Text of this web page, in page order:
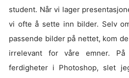
student. Når vi lager
vi ofte å sette inn bilder. Selv
passende bilder på nettet, kom
irrelevant for våre emner. På
ferdigheter i Photoshop, slet